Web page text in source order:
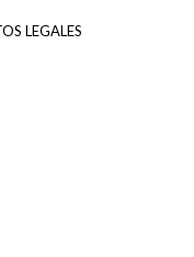
LEGALES